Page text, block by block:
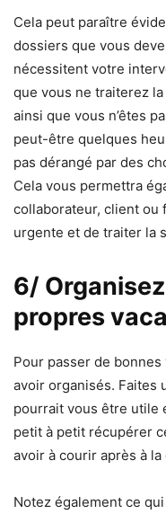
Cela peut paraître
dossiers que vous
nécessitent votre
que vous ne traiterez
ainsi que vous n’êtes
peut-être quelques
pas dérangé par des
Cela vous permettra
collaborateur, client ou
urgente et de traiter la
6/
propres
Pour passer de
avoir organisés. Faites
pourrait vous être utile
petit à petit récupérer
avoir à courir après à
Notez également ce